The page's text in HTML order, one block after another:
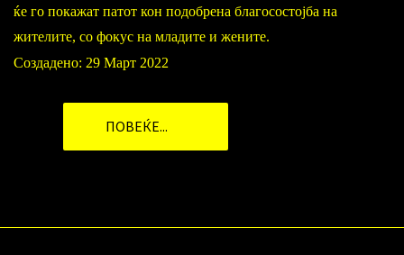
ќе го покажат патот кон подобрена благосостојба на
жителите, со фокус на младите и жените.
Создадено: 29 Март 2022
ПОВЕЌЕ...